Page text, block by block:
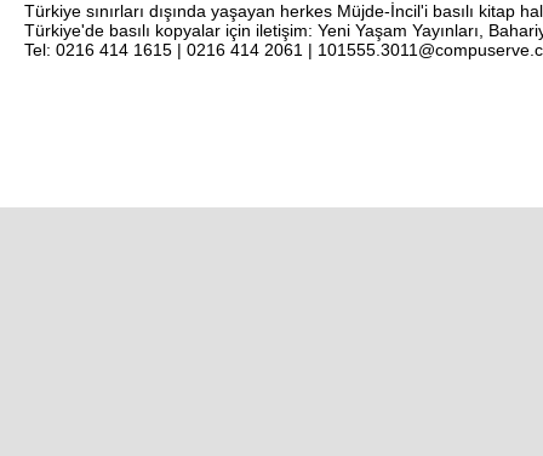
Türkiye sınırları dışında yaşayan herkes Müjde-İncil'i basılı
Türkiye'de basılı kopyalar için iletişim: Yeni Yaşam Yayınları,
Tel: 0216 414 1615 | 0216 414 2061 |